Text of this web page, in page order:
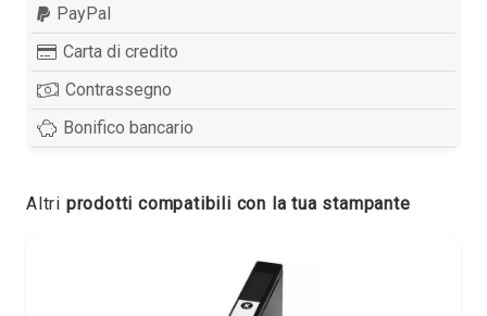
PayPal
Carta di credito
Contrassegno
Bonifico bancario
Altri prodotti compatibili con la tua stampante